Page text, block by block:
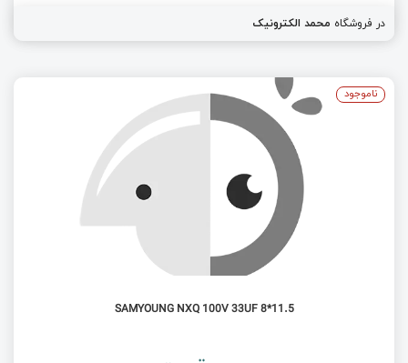
در فروشگاه محمد الکترونیک
SAMYOUNG NXQ 100V 33UF 8*11.5
ناموجود